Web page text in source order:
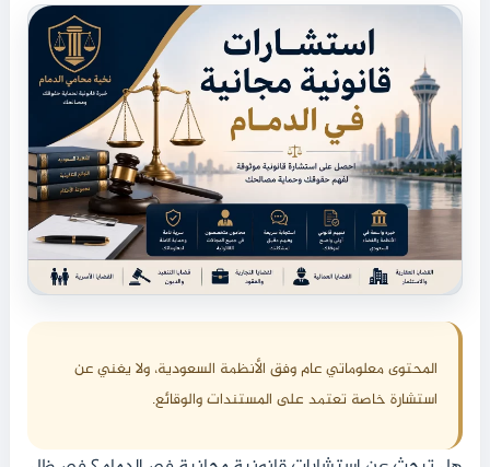
المحتوى معلوماتي عام وفق الأنظمة السعودية، ولا يغني عن
استشارة خاصة تعتمد على المستندات والوقائع.